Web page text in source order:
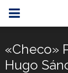
«Checo»
Hugo